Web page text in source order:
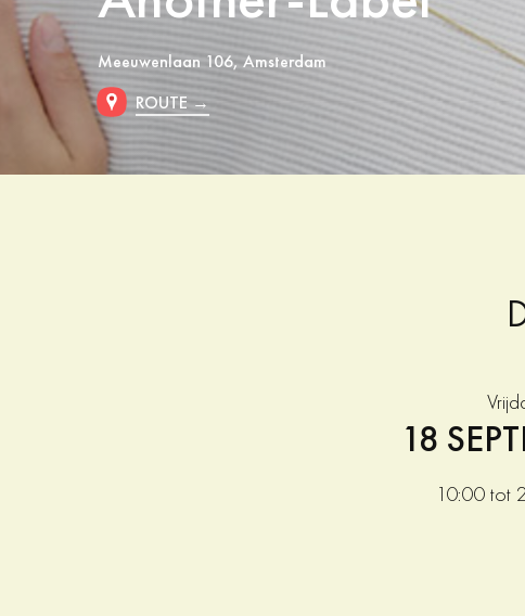
Meeuwenlaan 106, Amsterdam
ROUTE →
18
10:00 tot